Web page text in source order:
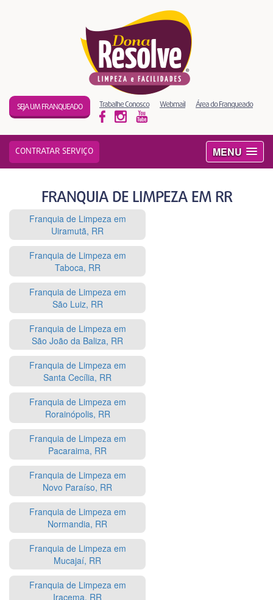
MENU
SEJA UM FRANQUEADO Trabalhe Conosco Webmail Área do Franqueado
CONTRATAR SERVIÇO
FRANQUIA DE LIMPEZA EM RR
Franquia de Limpeza em
Uiramutã, RR
Franquia de Limpeza em
Taboca, RR
Franquia de Limpeza em
São Luiz, RR
Franquia de Limpeza em
São João da Baliza, RR
Franquia de Limpeza em
Santa Cecília, RR
Franquia de Limpeza em
Rorainópolis, RR
Franquia de Limpeza em
Pacaraima, RR
Franquia de Limpeza em
Novo Paraíso, RR
Franquia de Limpeza em
Normandia, RR
Franquia de Limpeza em
Mucajaí, RR
Franquia de Limpeza em
Iracema, RR